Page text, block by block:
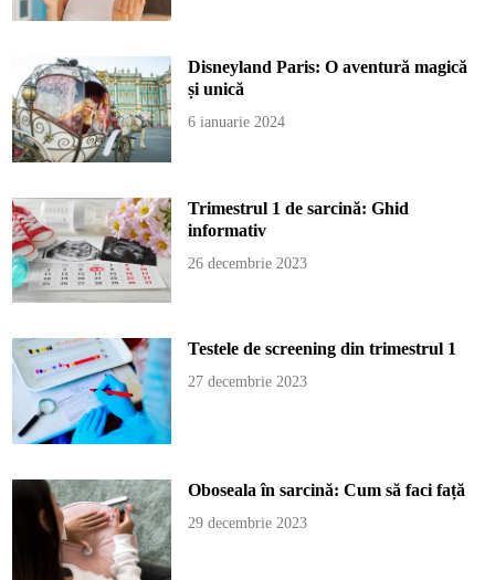
Disneyland Paris: O aventură magică
și unică
6 ianuarie 2024
Trimestrul 1 de sarcină: Ghid
informativ
26 decembrie 2023
Testele de screening din trimestrul 1
27 decembrie 2023
Oboseala în sarcină: Cum să faci față
29 decembrie 2023